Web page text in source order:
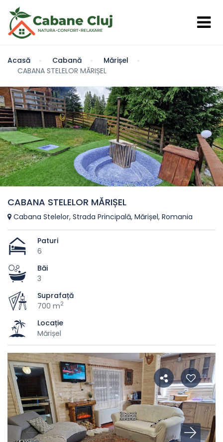
Acasă Cabană
Mărișel
CABANA STELELOR MĂRIȘEL
CABANA STELELOR MĂRIȘEL
Cabana Stelelor, Strada Principală, Mărișel, Romania
Paturi
6
Băi
3
Suprafață
700 m2
Locație
Mărișel